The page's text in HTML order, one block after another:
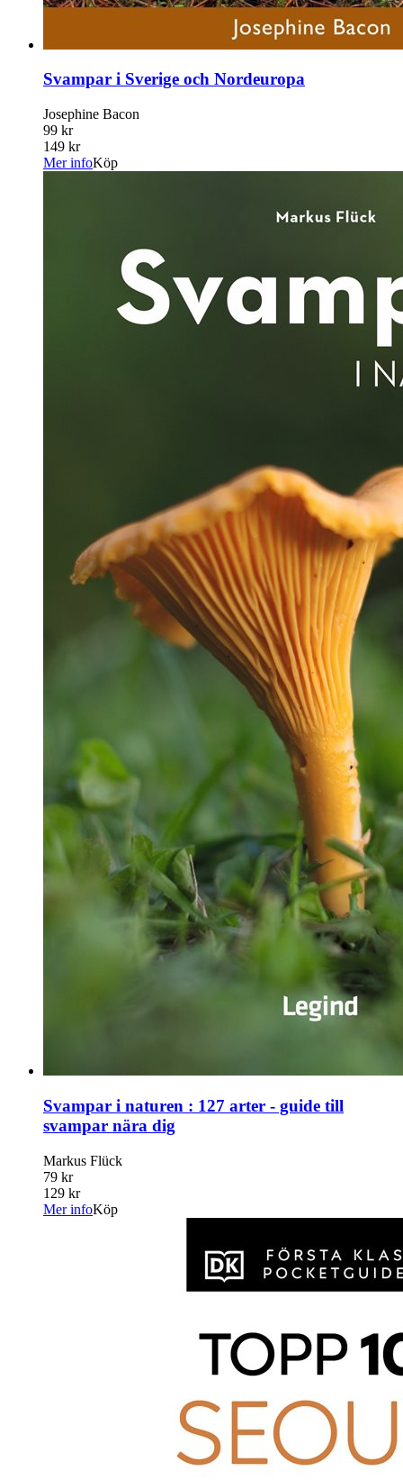
Svampar i Sverige och Nordeuropa
Josephine Bacon
99 kr
149 kr
Mer infoKöp
Svampar i naturen : 127 arter - guide till
svampar nära dig
Markus Flück
79 kr
129 kr
Mer infoKöp